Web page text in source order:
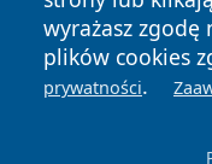
wyrażasz zgodę
plików cookies
prywatności.